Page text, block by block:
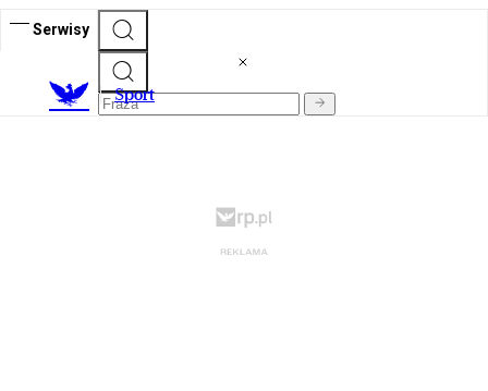
Serwisy
Sport